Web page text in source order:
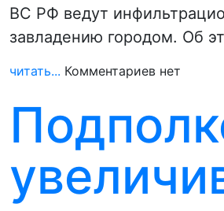
ВС РФ ведут
завладению городом. Об
читать... Комментариев нет